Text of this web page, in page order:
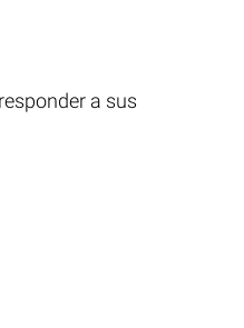
a sus